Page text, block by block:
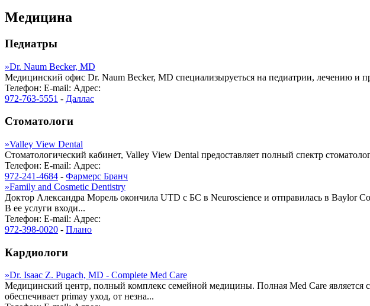
Медицина
Педиатры
»Dr. Naum Becker, MD
Медицинский офис Dr. Naum Becker, MD специализыруеться на педиатрии, лечению и
Телефон: E-mail: Адрес:
972-763-5551 - Даллас
Стоматологи
»Valley View Dental
Стоматологический кабинет, Valley View Dental предоставляет полный спектр
Телефон: E-mail: Адрес:
972-241-4684 - Фармерс Бранч
»Family and Cosmetic Dentistry
Доктор Александра Морель окончила UTD с БС в Neuroscience и отправилась в Baylor
В ее услуги входи...
Телефон: E-mail: Адрес:
972-398-0020 - Плано
Кардиологи
»Dr. Isaac Z. Pugach, MD - Complete Med Care
Медицинский центр, полный комплекс семейной медицины. Полная Med Care
обеспечивает primay уход, от незна...